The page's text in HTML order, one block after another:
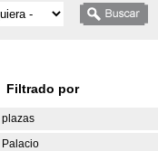
Filtrado por
plazas
Palacio